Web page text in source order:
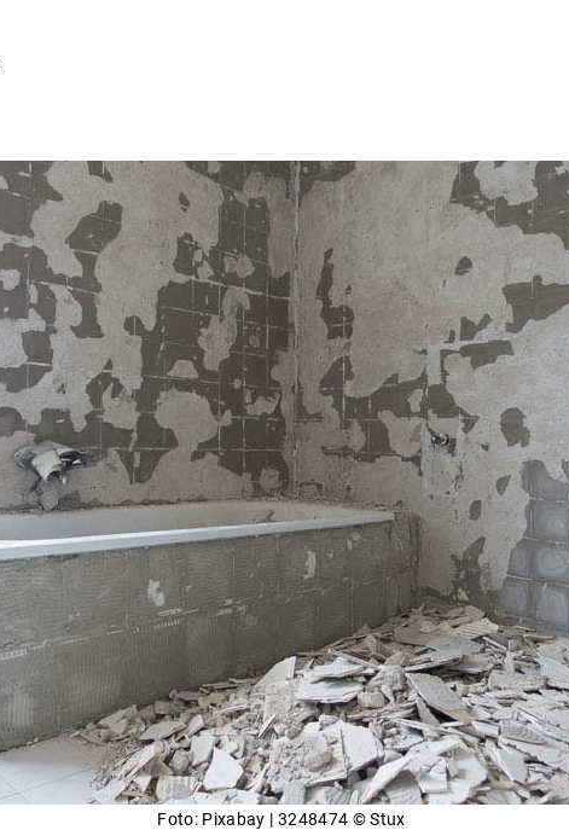
Foto: Pixabay | 3248474 © Stux